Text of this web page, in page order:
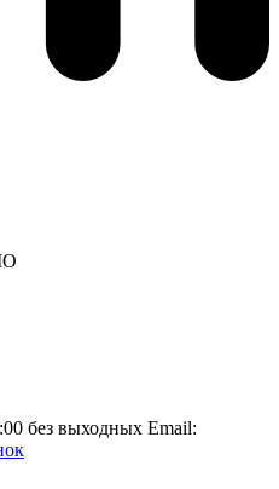
без выходных Email: